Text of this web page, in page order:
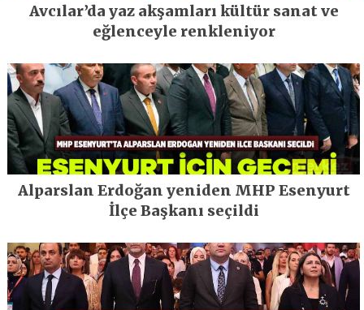
Avcılar’da yaz akşamları kültür sanat ve
eğlenceyle renkleniyor
Alparslan Erdoğan yeniden MHP Esenyurt
İlçe Başkanı seçildi